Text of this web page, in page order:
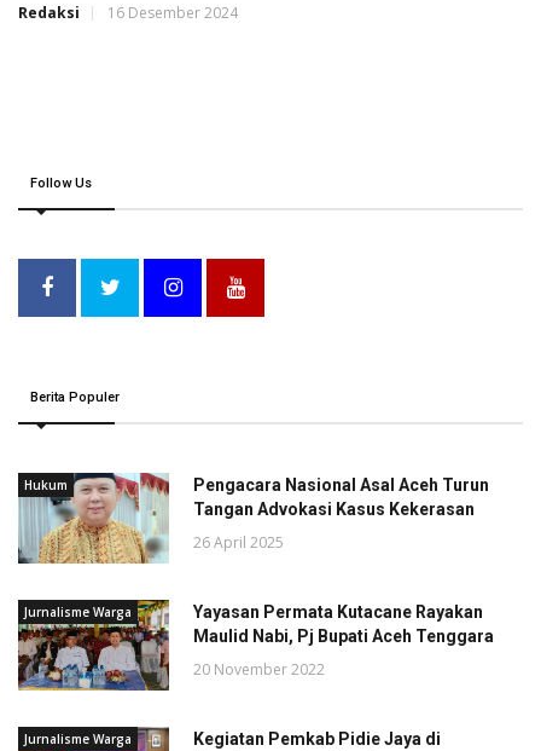
Redaksi 16 Desember 2024
Follow Us
Berita Populer
Hukum
Pengacara Nasional Asal Aceh Turun
Tangan Advokasi Kasus Kekerasan
26 April 2025
Jurnalisme Warga
Yayasan Permata Kutacane Rayakan
Maulid Nabi, Pj Bupati Aceh Tenggara
20 November 2022
Jurnalisme Warga
Kegiatan Pemkab Pidie Jaya di